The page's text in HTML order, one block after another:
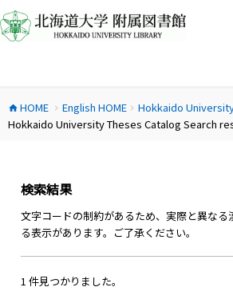
ン
テ
ス
キ
home HOME chevron_right English HOMEchevron_right Hokkaido
Hokkaido University Theses Catalog Search
検索結果
文字コードの制約があるため、実際と異なる
る表示があります。ご了承ください。
1 件見つかりました。